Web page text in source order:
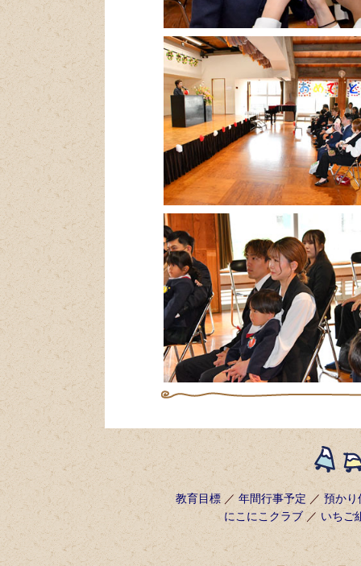
教育目標 ／ 年間行事予定 ／ 預かり
にこにこクラブ ／いちご